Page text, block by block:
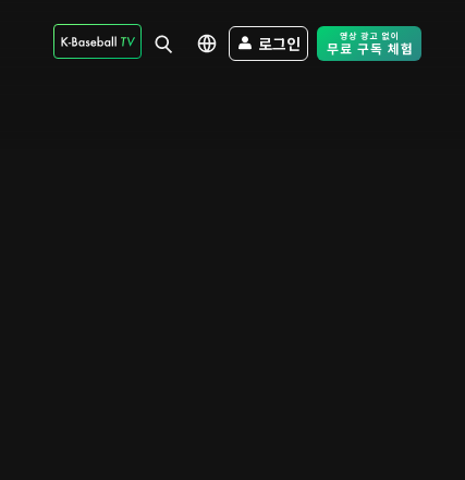
로그인 Free Trial -